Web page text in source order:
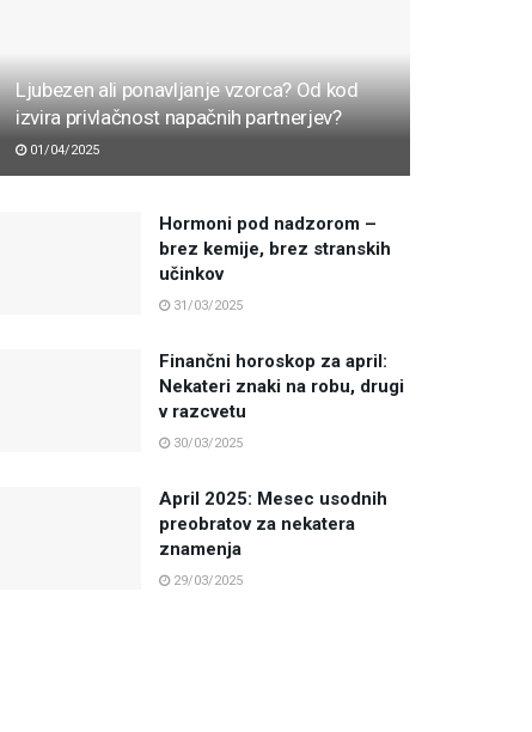
Ljubezen ali ponavljanje vzorca? Od kod
izvira privlačnost napačnih partnerjev?
01/04/2025
Hormoni pod nadzorom –
brez kemije, brez stranskih
učinkov
31/03/2025
Finančni horoskop za april:
Nekateri znaki na robu, drugi
v razcvetu
30/03/2025
April 2025: Mesec usodnih
preobratov za nekatera
znamenja
29/03/2025